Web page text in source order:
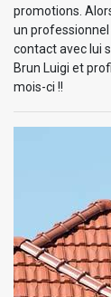
promotions.
un
contact avec lui
Brun Luigi et
mois-ci !!